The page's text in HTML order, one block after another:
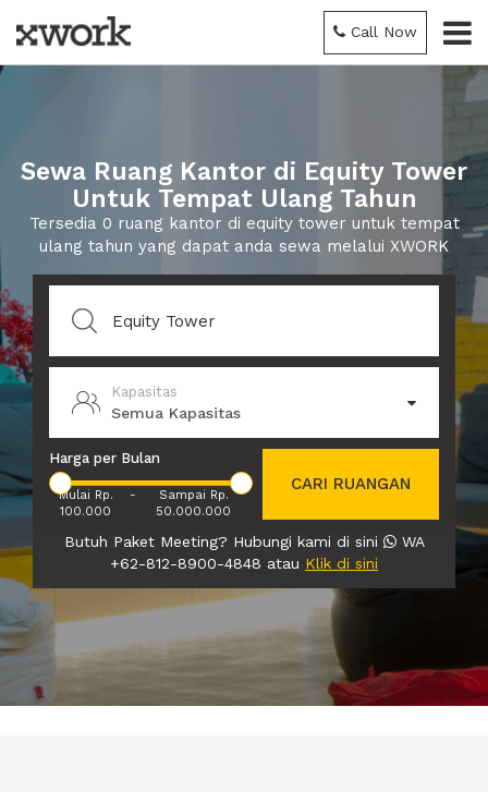
Call Now
Sewa Ruang Kantor di Equity Tower
Untuk Tempat Ulang Tahun
Tersedia 0 ruang kantor di equity tower untuk tempat
ulang tahun yang dapat anda sewa melalui XWORK
Kapasitas
Semua Kapasitas
Harga per Bulan
Mulai Rp.
100.000
-
Sampai Rp.
50.000.000
CARI RUANGAN
Butuh Paket Meeting? Hubungi kami di sini
WA
+62-812-8900-4848 atau Klik di sini